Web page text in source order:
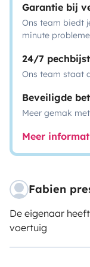
Garantie bij
Ons team biedt
minute
24/7
Ons team staat
Beveiligde
Meer gemak
Meer
Fabien
De eigenaar
voertuig